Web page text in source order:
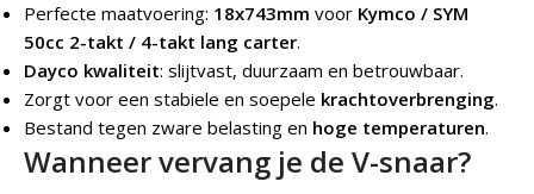
Perfecte maatvoering: 18x743mm voor Kymco / SYM
50cc 2-takt / 4-takt lang carter.
Dayco kwaliteit: slijtvast, duurzaam en betrouwbaar.
Zorgt voor een stabiele en soepele krachtoverbrenging.
Bestand tegen zware belasting en hoge temperaturen.
Wanneer vervang je de V-snaar?